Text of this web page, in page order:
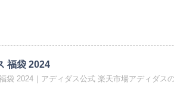
福袋 2024
袋 2024｜アディダス公式 楽天市場アディダス